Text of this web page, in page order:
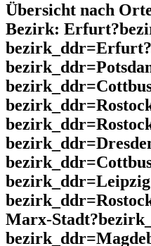
Übersicht nach
Bezirk:
Marx-